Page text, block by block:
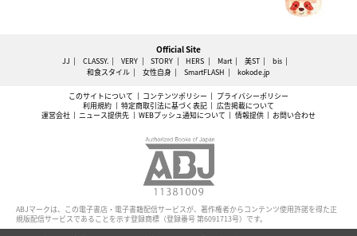
Official Site
JJ CLASSY. VERY STORY HERS Mart 美ST
bis
和食スタイル
女性自身 SmartFLASH kokode.jp
このサイトについて コンテンツポリシー
プライバシーポリシー
利用規約
特定商取引法に基づく表記
広告掲載について
運営会社
ニュース提供先 WEBプッシュ通知について 情報提供 お問い合わせ
ABJマークは、この電子書店・電子書籍配信サービスが、著作権者からコンテンツ使用許諾を得た正
規版配信サービスであることを示す登録商標（登録番号 第6091713号）です。